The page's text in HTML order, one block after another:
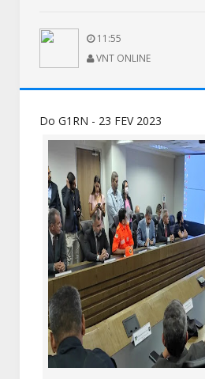
11:55
VNT ONLINE
Do G1RN - 23 FEV 2023